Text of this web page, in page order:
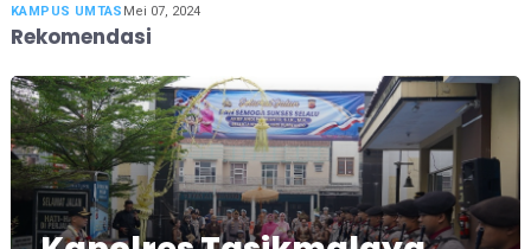
KAMPUS UMTAS Mei 07, 2024
Rekomendasi